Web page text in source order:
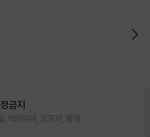
금지
, 테리야끼, 오프카, 뚱개